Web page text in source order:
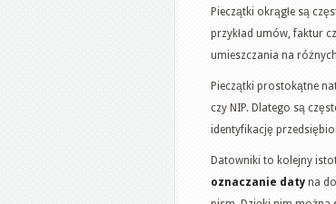
Pieczątki okrągłe są
przykład umów, faktur
umieszczania na
Pieczątki prostokątne
czy NIP. Dlatego są
identyfikację
Datowniki to kolejny
oznaczanie daty na